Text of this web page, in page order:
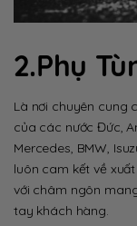
2.Phụ
Là nơi chuyên cung
của các nước Đức,
Mercedes, BMW,
luôn cam kết về
với châm ngôn
tay khách hàng.